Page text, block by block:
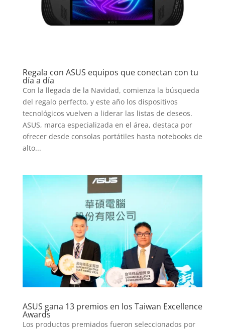
Regala con ASUS equipos que conectan con tu
día a día
Con la llegada de la Navidad, comienza la búsqueda
del regalo perfecto, y este año los dispositivos
tecnológicos vuelven a liderar las listas de deseos.
ASUS, marca especializada en el área, destaca por
ofrecer desde consolas portátiles hasta notebooks de
alto...
ASUS gana 13 premios en los Taiwan Excellence
Awards
Los productos premiados fueron seleccionados por